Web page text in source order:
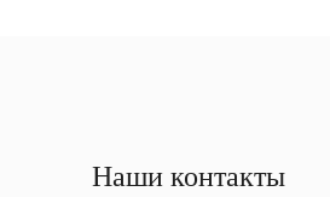
Наши контакты